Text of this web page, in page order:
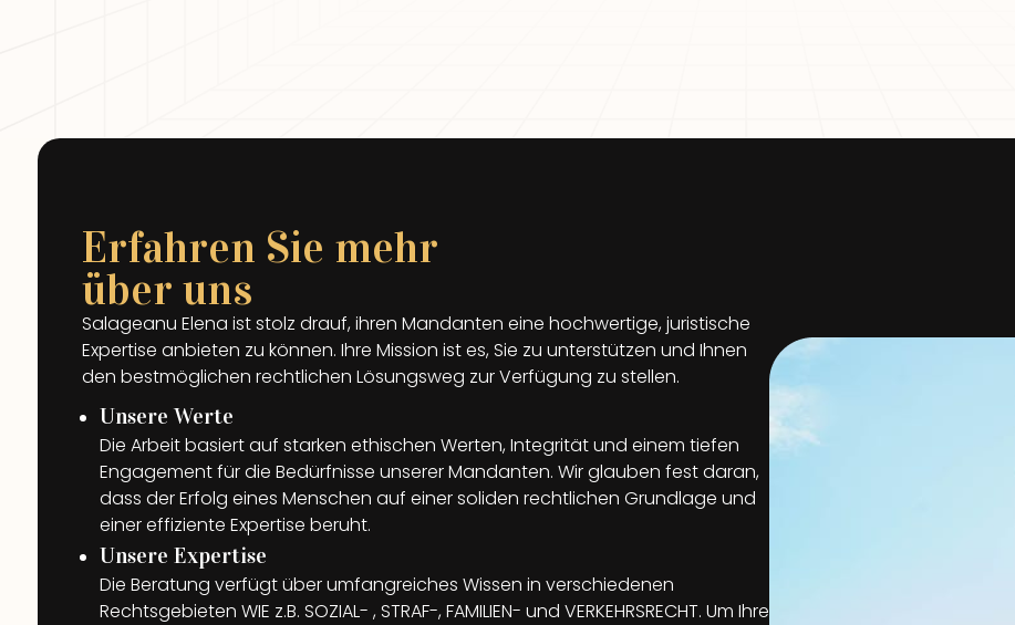
Erfahren Sie mehr
über uns
Salageanu Elena ist stolz drauf, ihren Mandanten eine hochwertige, juristische
Expertise anbieten zu können. Ihre Mission ist es, Sie zu unterstützen und Ihnen
den bestmöglichen rechtlichen Lösungsweg zur Verfügung zu stellen.
Unsere Werte
Die Arbeit basiert auf starken ethischen Werten, Integrität und einem tiefen
Engagement für die Bedürfnisse unserer Mandanten. Wir glauben fest daran,
dass der Erfolg eines Menschen auf einer soliden rechtlichen Grundlage und
einer effiziente Expertise beruht.
Unsere Expertise
Die Beratung verfügt über umfangreiches Wissen in verschiedenen
Rechtsgebieten WIE z.B. SOZIAL- , STRAF-, FAMILIEN- und VERKEHRSRECHT. Um Ihre